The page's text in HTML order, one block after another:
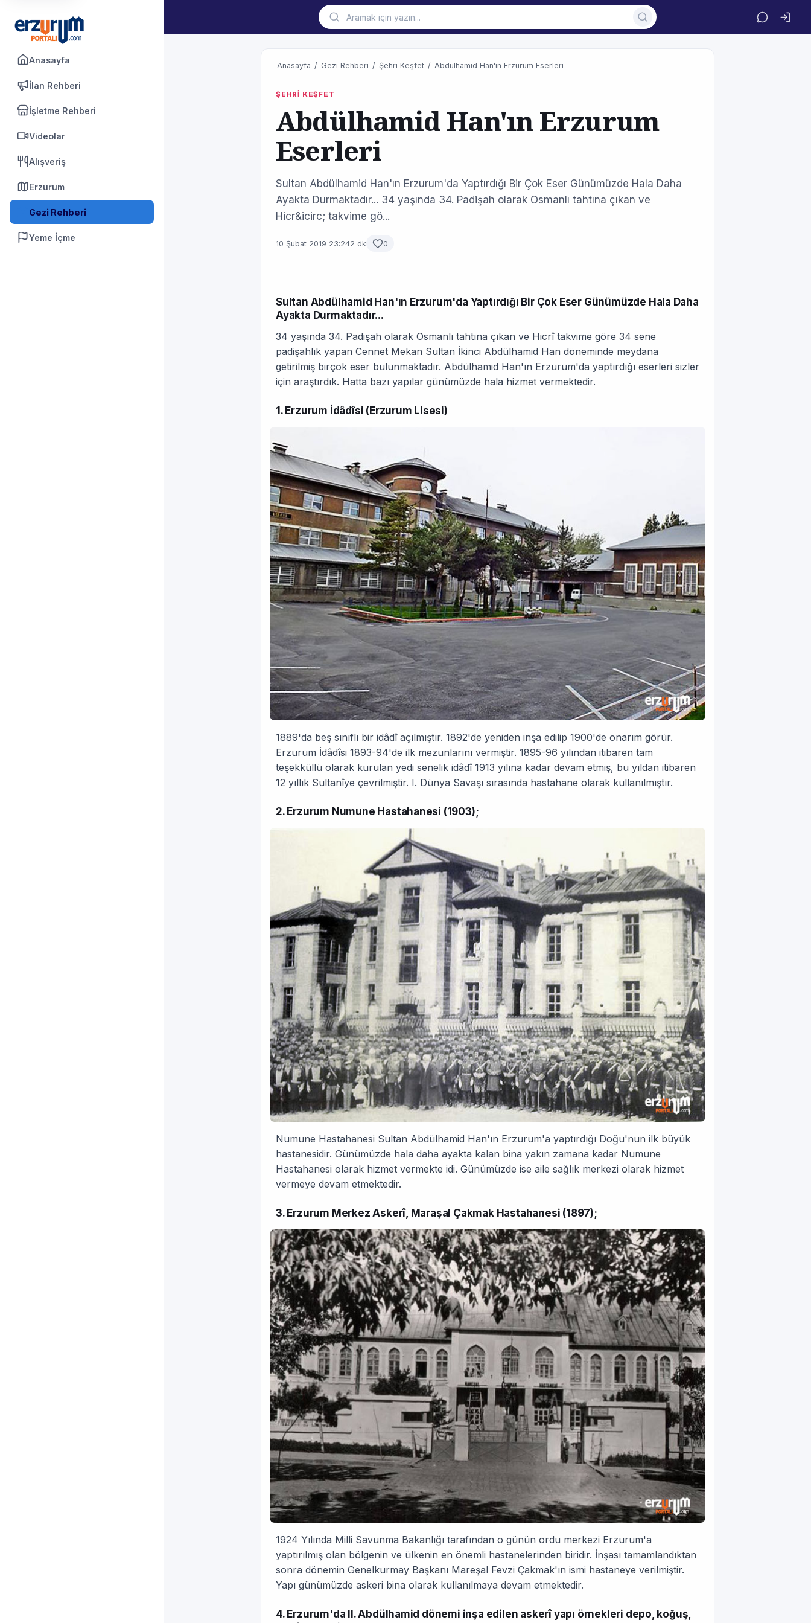
Anasayfa
İlan Rehberi
İşletme Rehberi
Videolar
Alışveriş
Erzurum
Gezi Rehberi
Yeme İçme
Anasayfa / Gezi Rehberi / Şehri Keşfet / Abdülhamid Han'ın Erzurum Eserleri
ŞEHRİ KEŞFET
Abdülhamid Han'ın Erzurum
Eserleri
Sultan Abdülhamid Han'ın Erzurum'da Yaptırdığı Bir Çok Eser Günümüzde Hala Daha
Ayakta Durmaktadır... 34 yaşında 34. Padişah olarak Osmanlı tahtına çıkan ve
Hicr&icirc; takvime gö...
10 Şubat 2019 23:242 dk 0
Sultan Abdülhamid Han'ın Erzurum'da Yaptırdığı Bir Çok Eser Günümüzde Hala Daha
Ayakta Durmaktadır...
34 yaşında 34. Padişah olarak Osmanlı tahtına çıkan ve Hicrî takvime göre 34 sene
padişahlık yapan Cennet Mekan Sultan İkinci Abdülhamid Han döneminde meydana
getirilmiş birçok eser bulunmaktadır. Abdülhamid Han'ın Erzurum'da yaptırdığı eserleri sizler
için araştırdık. Hatta bazı yapılar günümüzde hala hizmet vermektedir.
1. Erzurum İdâdîsi (Erzurum Lisesi)
1889'da beş sınıflı bir idâdî açılmıştır. 1892'de yeniden inşa edilip 1900'de onarım görür.
Erzurum İdâdîsi 1893-94'de ilk mezunlarını vermiştir. 1895-96 yılından itibaren tam
teşekküllü olarak kurulan yedi senelik idâdî 1913 yılına kadar devam etmiş, bu yıldan itibaren
12 yıllık Sultanîye çevrilmiştir. I. Dünya Savaşı sırasında hastahane olarak kullanılmıştır.
2. Erzurum Numune Hastahanesi (1903);
Numune Hastahanesi Sultan Abdülhamid Han'ın Erzurum'a yaptırdığı Doğu'nun ilk büyük
hastanesidir. Günümüzde hala daha ayakta kalan bina yakın zamana kadar Numune
Hastahanesi olarak hizmet vermekte idi. Günümüzde ise aile sağlık merkezi olarak hizmet
vermeye devam etmektedir.
3. Erzurum Merkez Askerî, Maraşal Çakmak Hastahanesi (1897);
1924 Yılında Milli Savunma Bakanlığı tarafından o günün ordu merkezi Erzurum'a
yaptırılmış olan bölgenin ve ülkenin en önemli hastanelerinden biridir. İnşası tamamlandıktan
sonra dönemin Genelkurmay Başkanı Mareşal Fevzi Çakmak'ın ismi hastaneye verilmiştir.
Yapı günümüzde askeri bina olarak kullanılmaya devam etmektedir.
4. Erzurum'da II. Abdülhamid dönemi inşa edilen askerî yapı örnekleri depo, koğuş,